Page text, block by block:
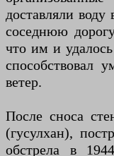
доставляли
соседнюю
что им и
способствовал
ветер.
После сноса
(гусулхан),
обстрела в